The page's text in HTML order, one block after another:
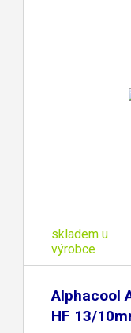
skladem u
výrobce
Alphacool
HF 13/